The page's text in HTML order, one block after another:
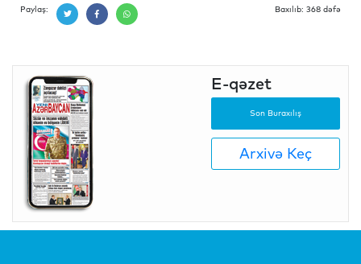
Paylaş: Baxılıb: 368 dəfə
E-qəzet
Son Buraxılış
Arxivə Keç